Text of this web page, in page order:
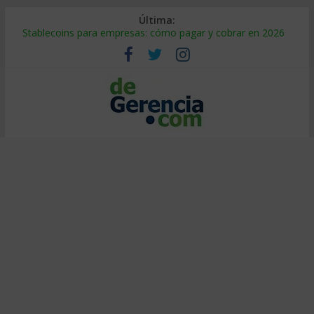
Última:
Stablecoins para empresas: cómo pagar y cobrar en 2026
Despido silencioso: qué es y por qué sale tan caro
IA en selección de personal: cómo auditarla a tiempo
Trabajo forzoso en la cadena de suministro: qué hacer
Mercado hispano de EE. UU.: cómo segmentarlo y venderle